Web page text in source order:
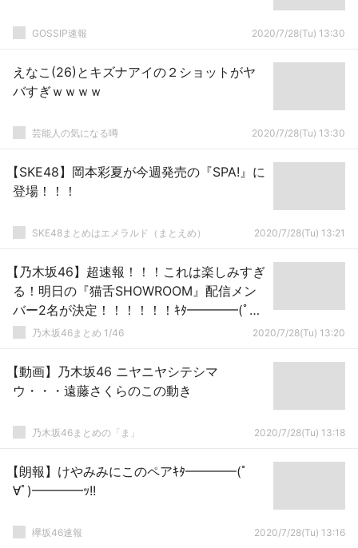
GOSSIP速報 2020/7/28(Tu) 13:30
えなこ(26)とキズナアイの２ショットがヤ
バすぎｗｗｗｗ
芸能人の気になる噂 2020/7/28(Tu) 13:30
【SKE48】岡本彩夏が今週発売の『SPA!』に
登場！！！
SKE48まとめはエメラルド（まとえめ） 2020/7/28(Tu) 13:21
【乃木坂46】超速報！！！これは楽しみすぎ
る！明日の『猫舌SHOWROOM』配信メン
バー2名が決定！！！！！！ｷﾀ━━━━(ﾟ
∀ﾟ)━━━━！！！
乃木坂46まとめ 1/46 2020/7/28(Tu) 13:20
【動画】乃木坂46 ニヤニヤシテシマ
ウ・・・遠藤さくらのこの動き
乃木坂46まとめの「ま」 2020/7/28(Tu) 13:18
【朗報】けやみみにこのペアｷﾀ━━━━(ﾟ
∀ﾟ)━━━━ｯ!!
欅坂46速報 2020/7/28(Tu) 13:16